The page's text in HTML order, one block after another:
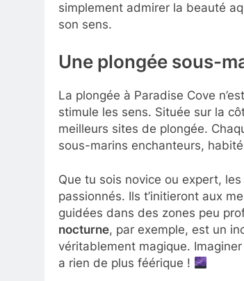
simplement admirer la beauté
son sens.
Une plongée sous-
La plongée à Paradise Cove
stimule les sens. Située sur la
meilleurs sites de plongée.
sous-marins enchanteurs,
Que tu sois novice ou expert,
passionnés. Ils t’initieront aux
guidées dans des zones peu
nocturne, par exemple, est un
véritablement magique.
a rien de plus féérique !